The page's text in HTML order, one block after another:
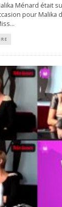
Ménard était
pour
...